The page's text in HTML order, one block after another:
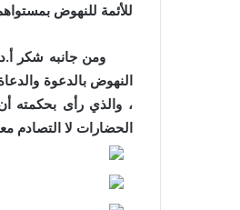
للأئمة للنهوض
ومن جانبه شكر أ.د/
النهوض بالدعوة
، والذي رأى بحكمته
الحضارات لا التصادم